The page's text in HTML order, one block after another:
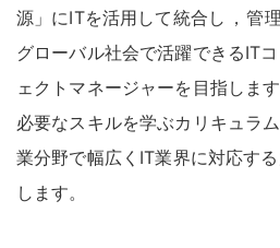
源」にITを活用して統合し ， 管
グローバル社会で活躍できるIT
ェクトマネージャーを目指します
必要なスキルを学ぶカリキュラ
業分野で幅広くIT業界に対応す
します。